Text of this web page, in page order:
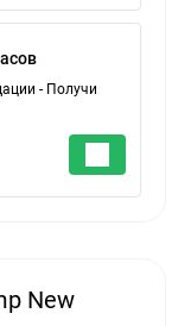
- Получи
New